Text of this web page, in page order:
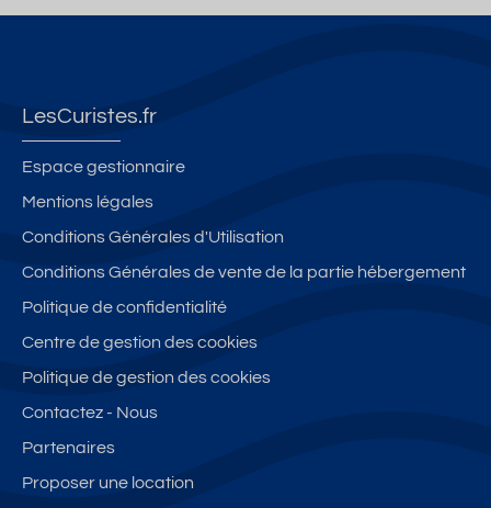
LesCuristes.fr
Espace gestionnaire
Mentions légales
Conditions Générales d'Utilisation
Conditions Générales de vente de la partie hébergement
Politique de confidentialité
Centre de gestion des cookies
Politique de gestion des cookies
Contactez - Nous
Partenaires
Proposer une location